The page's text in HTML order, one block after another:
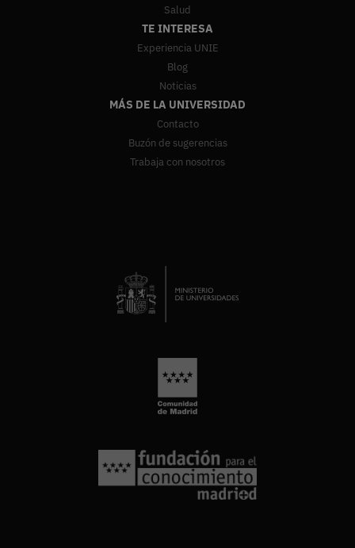
Salud
TE INTERESA
Experiencia UNIE
Blog
Noticias
MÁS DE LA UNIVERSIDAD
Contacto
Buzón de sugerencias
Trabaja con nosotros